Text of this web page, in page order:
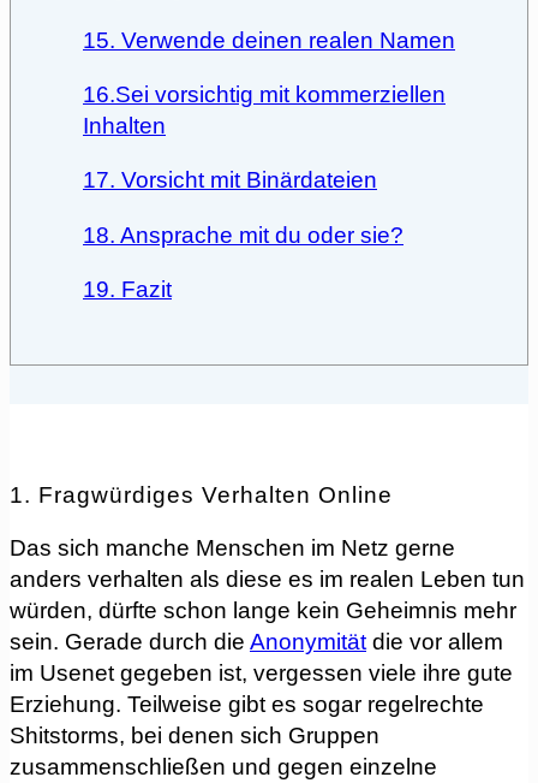
15. Verwende deinen realen Namen
16.Sei vorsichtig mit kommerziellen
Inhalten
17. Vorsicht mit Binärdateien
18. Ansprache mit du oder sie?
19. Fazit
1. Fragwürdiges Verhalten Online
Das sich manche Menschen im Netz gerne
anders verhalten als diese es im realen Leben tun
würden, dürfte schon lange kein Geheimnis mehr
sein. Gerade durch die Anonymität die vor allem
im Usenet gegeben ist, vergessen viele ihre gute
Erziehung. Teilweise gibt es sogar regelrechte
Shitstorms, bei denen sich Gruppen
zusammenschließen und gegen einzelne